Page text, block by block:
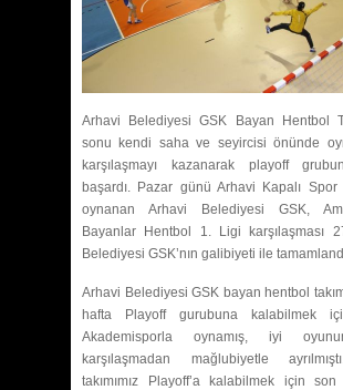
Arhavi Belediyesi GSK Bayan Hentbol
sonu kendi saha ve seyircisi önünde
karşılaşmayı kazanarak playoff
başardı. Pazar günü Arhavi Kapalı Spor
oynanan Arhavi Belediyesi GSK,
Bayanlar Hentbol 1. Ligi karşılaşması
Belediyesi GSK’nın galibiyeti ile
Arhavi Belediyesi GSK bayan hentbol
hafta Playoff gurubuna kalabilmek
Akademisporla oynamış, iyi
karşılaşmadan mağlubiyetle
takımımız Playoff’a kalabilmek için